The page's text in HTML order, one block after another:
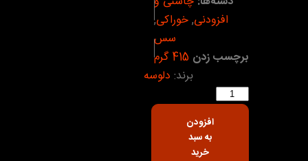
افزودنی,خوراکی,
سس
برچسب زدن 415 گرم
برند: دلوسه
افزودن
به سبد
خرید